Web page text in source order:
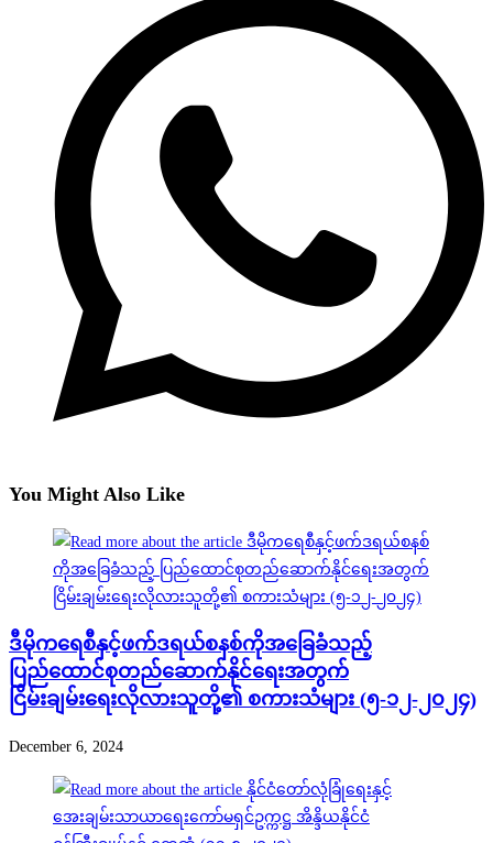
You Might Also Like
ဒီမိုကရေစီနှင့်ဖက်ဒရယ်စနစ်ကိုအခြေခံသည့်
ပြည်ထောင်စုတည်ဆောက်နိုင်ရေးအတွက်
ငြိမ်းချမ်းရေးလိုလားသူတို့၏ စကားသံများ (၅-၁၂-၂၀၂၄)
December 6, 2024